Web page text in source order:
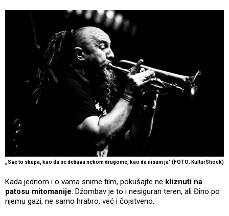
„Sve to skupa, kao da se dešava nekom drugome, kao da nisam ja" (FOTO: KulturShock)
Kada jednom i o vama snime film, pokušajte ne kliznuti na
patosu mitomanije. Džombav je to i nesiguran teren, ali Đino po
njemu gazi, ne samo hrabro, već i čojstveno.